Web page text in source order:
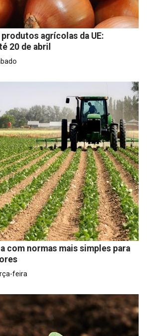
agrícolas da UE:
20 de abril
com normas mais simples para
feira